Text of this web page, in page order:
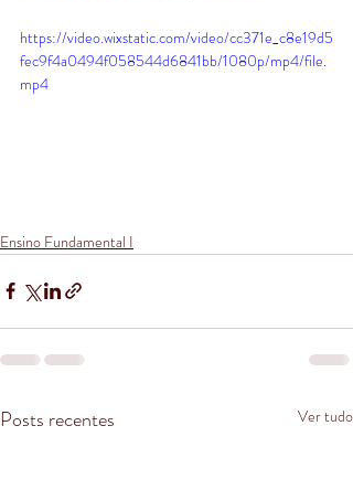
https://video.wixstatic.com/video/cc371e_c8e19d5
fec9f4a0494f058544d6841bb/1080p/mp4/file.
mp4
Ensino Fundamental I
Posts recentes Ver tudo